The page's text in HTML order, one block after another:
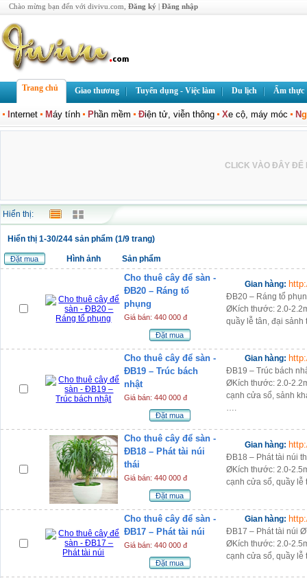
Chào mừng bạn đến với divivu.com, Đăng ký | Đăng nhập
Trang chủ Giao thương Tuyển dụng - Việc làm Du lịch Ẩm thực
nternet Máy tính Phần mềm Điện tử, viễn thông Xe cộ, máy móc N
CLICK VÀO ĐÂY ĐỂ
Hiển thị:
Hiển thị 1-30/244 sản phẩm (1/9 trang)
Đặt mua Hình ảnh Sản phẩm
Cho thuê cây để sàn -
ĐB20 – Ráng tổ
phụng
Giá bán: 440 000 đ
Đặt mua
Gian hàng:
ĐB20 – Ráng tổ
ØKích thước: 2.0-
quầy lễ tân, đại
Cho thuê cây để sàn -
ĐB19 – Trúc bách
nhật
Giá bán: 440 000 đ
Đặt mua
Gian hàng:
ĐB19 – Trúc bách
ØKích thước: 2.0-
cạnh cửa sổ, sảnh
….
Cho thuê cây để sàn -
ĐB18 – Phát tài núi
thái
Giá bán: 440 000 đ
Đặt mua
Gian hàng:
ĐB18 – Phát tài núi
ØKích thước: 2.0-
cạnh cửa sổ, quầy
Cho thuê cây để sàn -
ĐB17 – Phát tài núi
Giá bán: 440 000 đ
Đặt mua
Gian hàng:
ĐB17 – Phát tài núi
ØKích thước: 2.0-
cạnh cửa sổ, quầy